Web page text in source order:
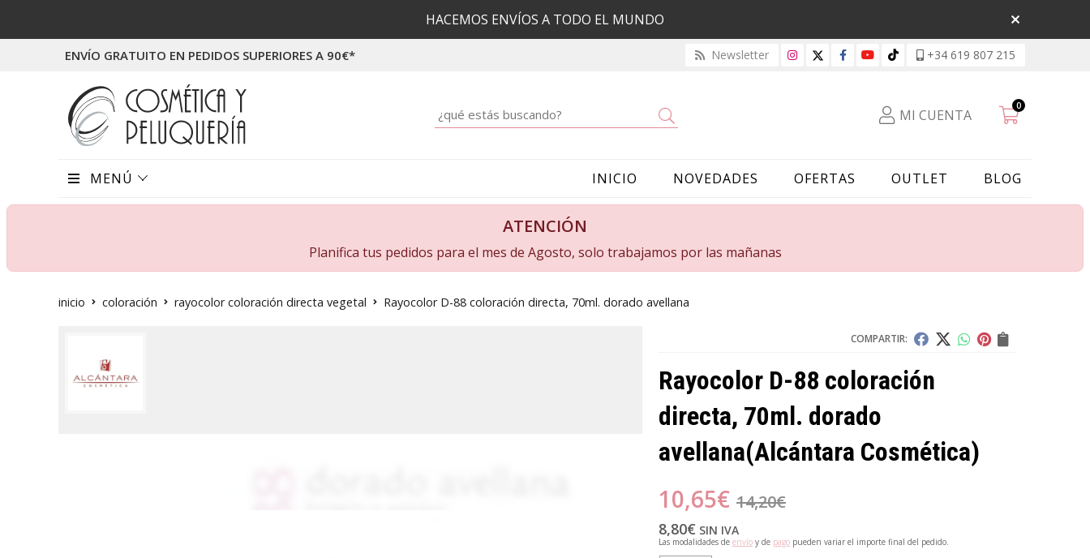
HACEMOS ENVÍOS A TODO EL MUNDO
ENVÍO GRATUITO EN PEDIDOS SUPERIORES A 90€* Newsletter +34 619 807 215
MI CUENTA
0
MENÚ INICIO NOVEDADES OFERTAS OUTLET BLOG
ATENCIÓN
Planifica tus pedidos para el mes de Agosto, solo trabajamos por las mañanas
inicio coloración rayocolor coloración directa vegetal Rayocolor D-88 coloración directa, 70ml. dorado avellana
COMPARTIR:
Rayocolor D-88 coloración
directa, 70ml. dorado
avellana(Alcántara Cosmética)
10,65€ 14,20€
8,80€ SIN IVA
Las modalidades de envío y de pago pueden variar el importe final del pedido.